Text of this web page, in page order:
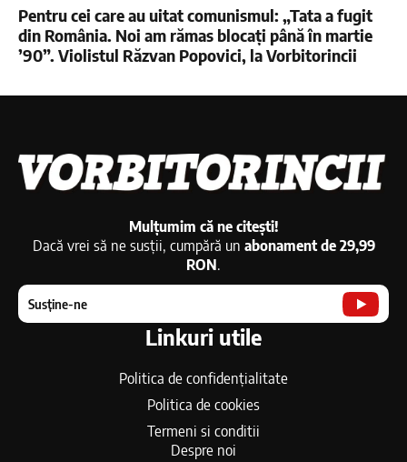
Pentru cei care au uitat comunismul: „Tata a fugit
din România. Noi am rămas blocați până în martie
’90”. Violistul Răzvan Popovici, la Vorbitorincii
Mulțumim că ne citești!
Dacă vrei să ne susții, cumpără un abonament de 29,99
RON.
Susține-ne
Linkuri utile
Politica de confidențialitate
Politica de cookies
Termeni si conditii
Despre noi